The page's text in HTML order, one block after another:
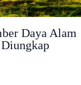
Daya Alam